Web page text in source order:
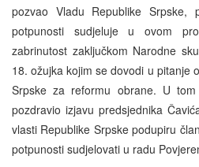
pozvao Vladu Republike Srpske,
potpunosti sudjeluje u ovom
zabrinutost zaključkom Narodne
18. ožujka kojim se dovodi u pitanje
Srpske za reformu obrane. U
pozdravio izjavu predsjednika
vlasti Republike Srpske podupiru
potpunosti sudjelovati u radu